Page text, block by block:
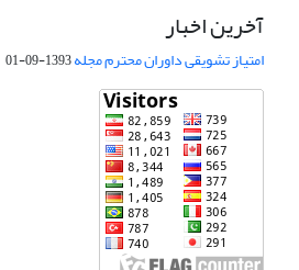
آخرین اخبار
امتیاز تشویقی داوران محترم مجله1393-09-01